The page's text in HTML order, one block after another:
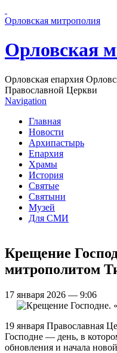
Орловская митрополия
Орловская
Орловская епархия
Православной Церкви
Navigation
Главная
Новости
Архипастырь
Епархия
Храмы
История
Святые
Святыни
Музей
Для СМИ
Крещение
митрополитом
17 января 2026 — 9:06
19 января Православная
Господне — день, в
обновления и начала